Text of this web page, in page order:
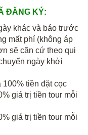
ĐĂNG KÝ:
khác và báo trước
mất phí (không áp
sẽ căn cứ theo qui
ngày khởi
100% tiền đặt cọc
giá trị tiền tour mỗi
giá trị tiền tour mỗi